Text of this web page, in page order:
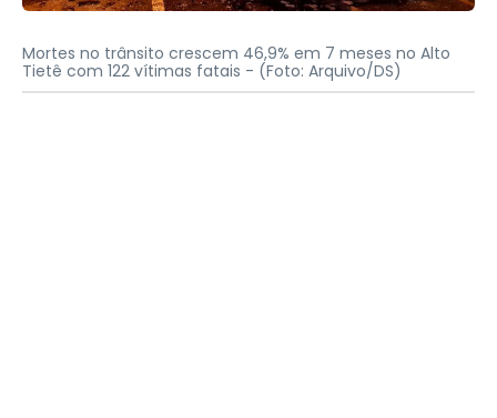
Mortes no trânsito crescem 46,9% em 7 meses no Alto
Tietê com 122 vítimas fatais - (Foto: Arquivo/DS)